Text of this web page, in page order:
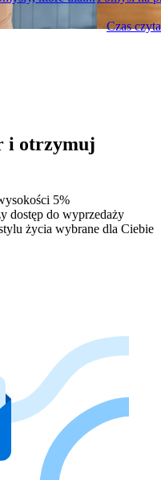
Czas
i otrzymuj
5%
dostęp do wyprzedaży
życia wybrane dla Ciebie